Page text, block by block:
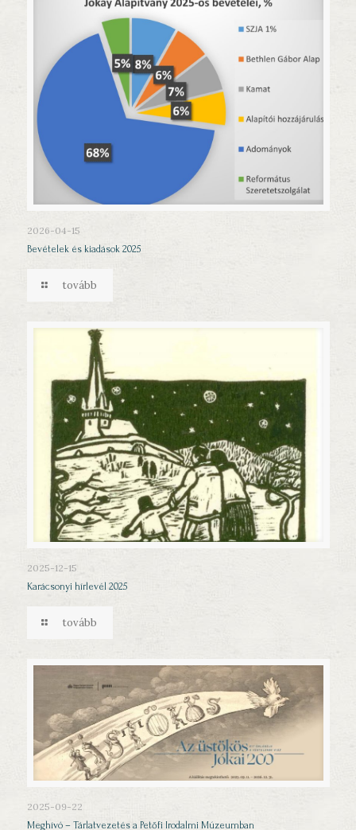
2026-04-15
Bevételek és kiadások 2025
tovább
2025-12-15
Karácsonyi hírlevél 2025
tovább
2025-09-22
Meghívó – Tárlatvezetés a Petőfi Irodalmi Múzeumban